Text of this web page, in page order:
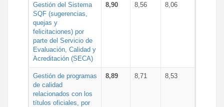
Gestión del Sistema
SQF (sugerencias,
quejas y
felicitaciones) por
parte del Servicio de
Evaluación, Calidad y
Acreditación (SECA)
8,90 8,56 8,06
Gestión de programas
de calidad
relacionados con los
títulos oficiales, por
8,89 8,71 8,53